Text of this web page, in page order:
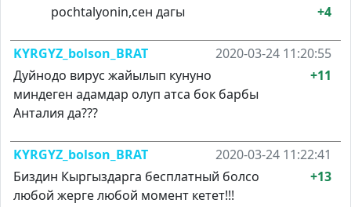
pochtalyonin,сен дагы
+4
KYRGYZ_bolson_BRAT
2020-03-24 11:20:55
Дуйнодо вирус жайылып кунуно
миндеген адамдар олуп атса бок барбы
Анталия да???
+11
KYRGYZ_bolson_BRAT
2020-03-24 11:22:41
Биздин Кыргыздарга бесплатный болсо
любой жерге любой момент кетет!!!
+13